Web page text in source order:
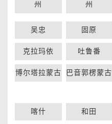
州 州
吴忠 固原
克拉玛依 吐鲁番
博尔塔拉蒙古 巴音郭楞蒙古
喀什 和田